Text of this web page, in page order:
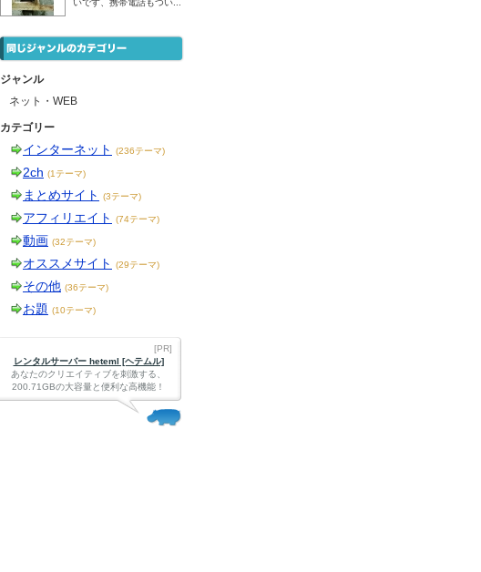
いです、携帯電話もつい...
ジャンル
ネット・WEB
カテゴリー
インターネット (236テーマ)
2ch (1テーマ)
まとめサイト (3テーマ)
アフィリエイト (74テーマ)
動画 (32テーマ)
オススメサイト (29テーマ)
その他 (36テーマ)
お題 (10テーマ)
[PR]
レンタルサーバー heteml [ヘテムル]
あなたのクリエイティブを刺激する、
200.71GBの大容量と便利な高機能！